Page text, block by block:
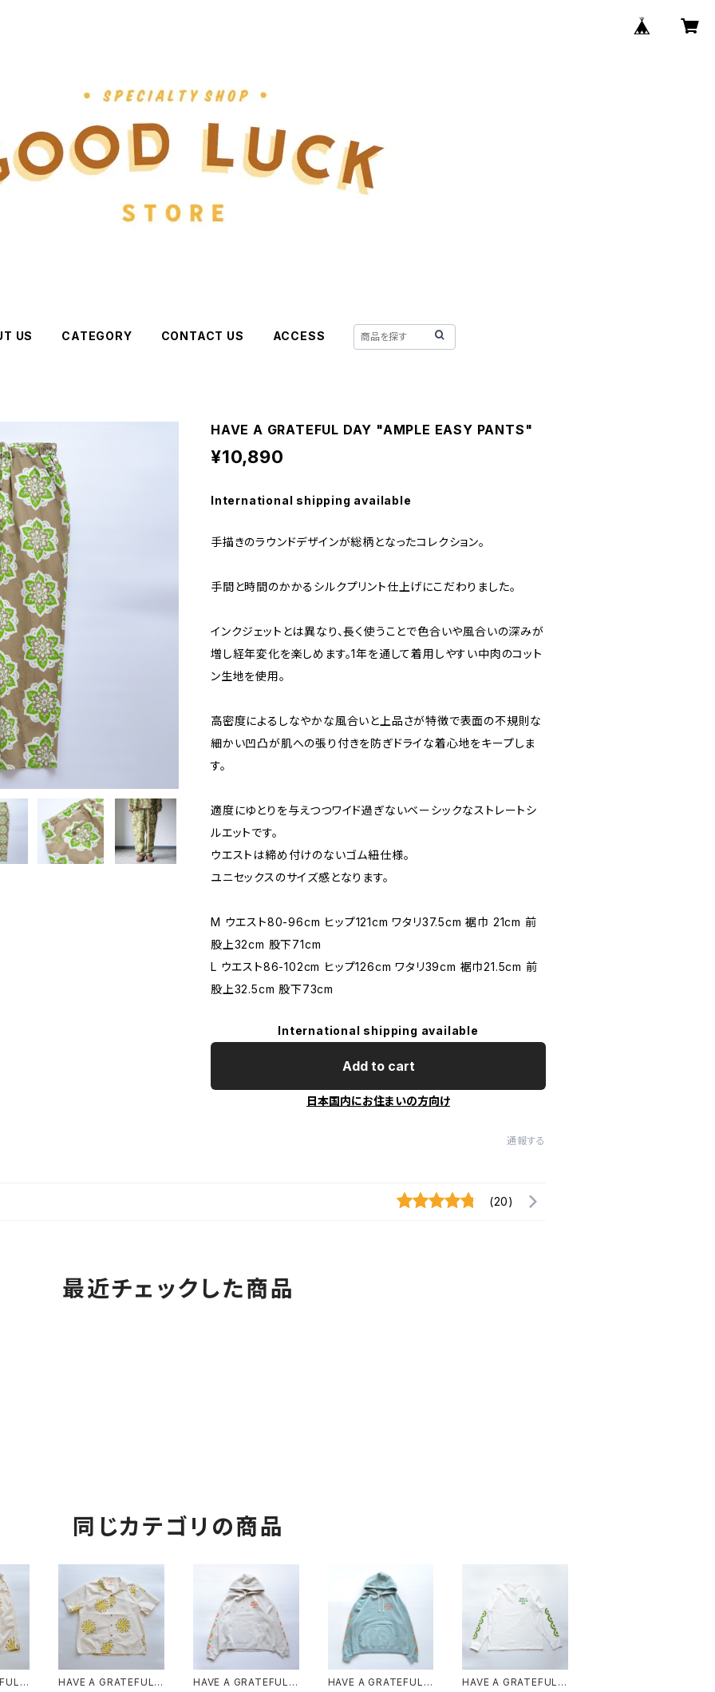
US CATEGORY CONTACT US ACCESS
HAVE A GRATEFUL DAY "AMPLE EASY PANTS"
¥10,890
International shipping available
手描きのラウンドデザインが総柄となったコレクション。
手間と時間のかかるシルクプリント仕上げにこだわりました。
インクジェットとは異なり、長く使うことで色合いや風合いの深みが
増し経年変化を楽しめます。1年を通して着用しやすい中肉のコット
ン生地を使用。
高密度によるしなやかな風合いと上品さが特徴で表面の不規則な
細かい凹凸が肌への張り付きを防ぎドライな着心地をキープしま
す。
適度にゆとりを与えつつワイド過ぎないベーシックなストレートシ
ルエットです。
ウエストは締め付けのないゴム紐仕様。
ユニセックスのサイズ感となります。
M ウエスト80-96cm ヒップ121cm ワタリ37.5cm 裾巾 21cm 前
股上32cm 股下71cm
L ウエスト86-102cm ヒップ126cm ワタリ39cm 裾巾21.5cm 前
股上32.5cm 股下73cm
International shipping available
Add to cart
日本国内にお住まいの方向け
通報する
(20)
最近チェックした商品
同じカテゴリの商品
HAVE A GRATEFUL
HAVE A GRATEFUL
HAVE A GRATEFUL
HAVE A GRATEFUL